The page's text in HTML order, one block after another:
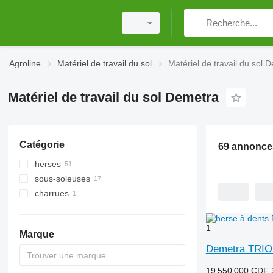
Agroline Matériel de travail du sol Matériel de travail du sol
Matériel de travail du sol Demetra
Catégorie
herses
herses à disques
herses à dents
sous-soleuses
charrues
Marque
69
1
Demetra
19 550 000 CDF